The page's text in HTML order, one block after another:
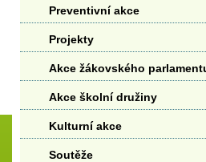
Preventivní akce
Projekty
Akce žákovského
Akce školní družiny
Kulturní akce
Soutěže